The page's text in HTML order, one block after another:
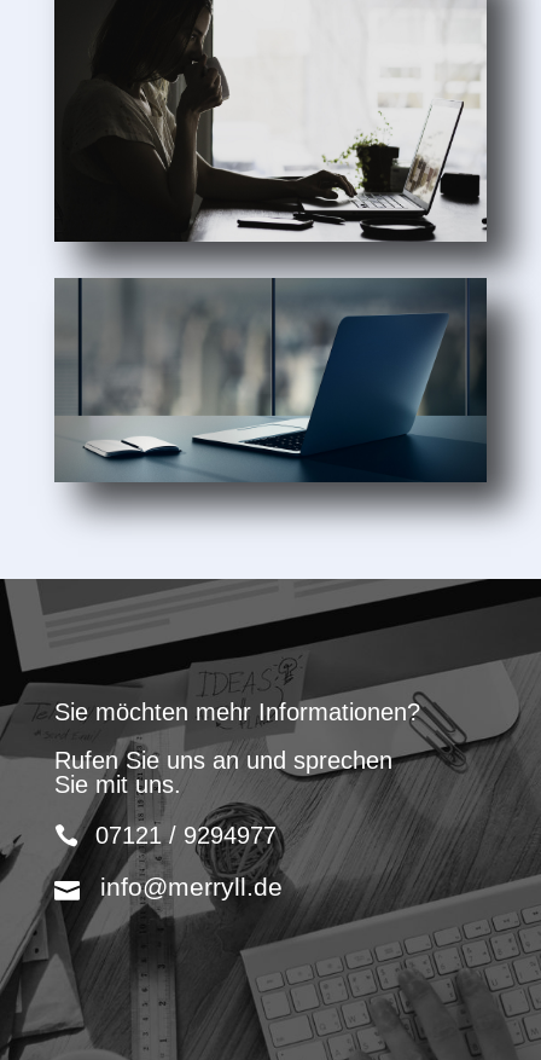
Sie möchten mehr Informationen?
Rufen Sie uns an und sprechen
Sie mit uns.
07121 / 9294977
info@merryll.de